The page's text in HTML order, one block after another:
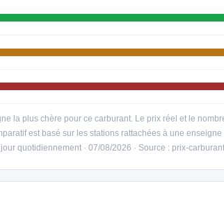
la plus chère pour ce carburant. Le prix réel et le
est basé sur les stations rattachées à une
quotidiennement · 07/08/2026 · Source : prix-